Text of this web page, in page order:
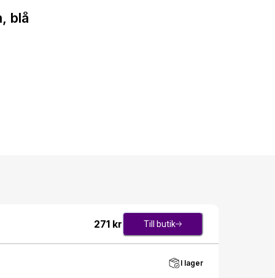
blå
271 kr Till butik
I lager